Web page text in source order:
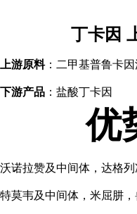
丁卡因
上游原料：二甲基普鲁卡
下游产品 ：盐酸丁卡因
优
沃诺拉赞及中间体，达格
特莫韦及中间体，米屈肼